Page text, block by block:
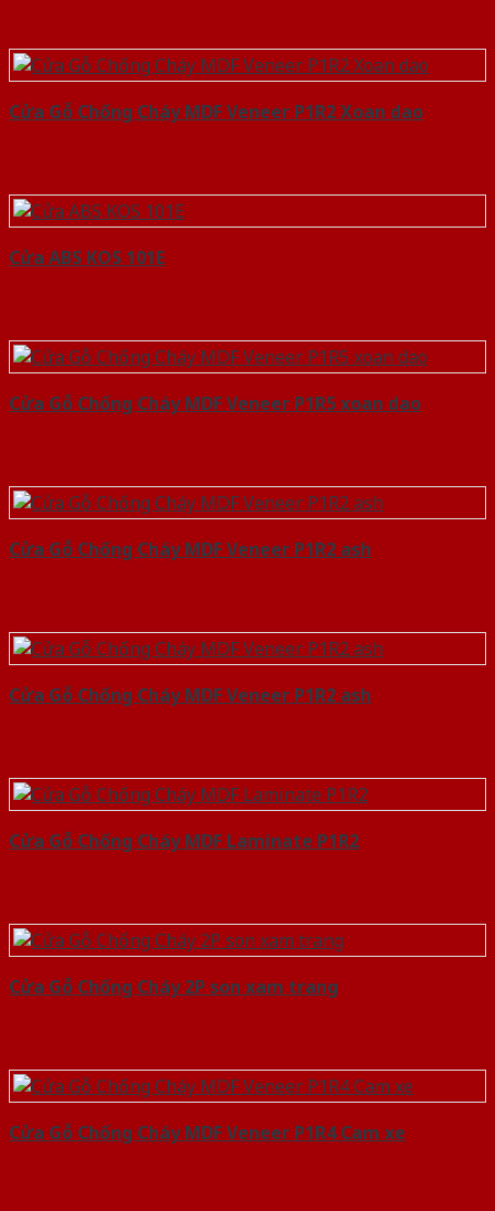
Cửa Gỗ Chống Cháy MDF Veneer P1R2 Xoan dao
Cửa ABS KOS 101E
Cửa Gỗ Chống Cháy MDF Veneer P1R5 xoan dao
Cửa Gỗ Chống Cháy MDF Veneer P1R2 ash
Cửa Gỗ Chống Cháy MDF Veneer P1R2 ash
Cửa Gỗ Chống Cháy MDF Laminate P1R2
Cửa Gỗ Chống Cháy 2P son xam trang
Cửa Gỗ Chống Cháy MDF Veneer P1R4 Cam xe